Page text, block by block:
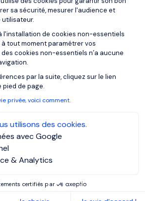
sa sécurité, mesurer l'audience et
utilisateur.
l'installation de cookies non-essentiels
tout moment paramétrer vos
cookies non-essentiels n’a aucune
par la suite, cliquez sur le lien
pied de page.
privée, voici comment.
utilisons des cookies.
avec Google
& Analytics
certifiés par